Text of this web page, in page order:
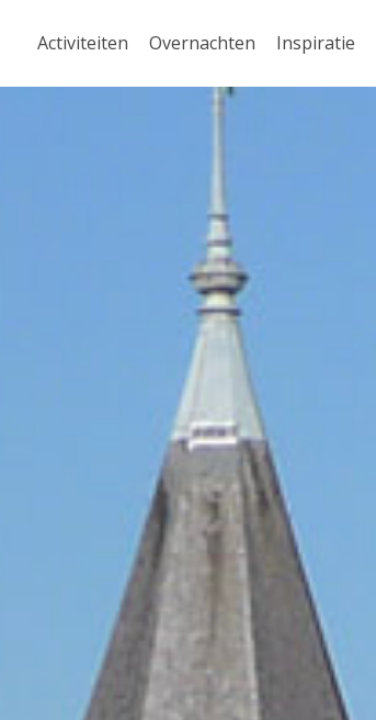
Activiteiten Overnachten Inspiratie